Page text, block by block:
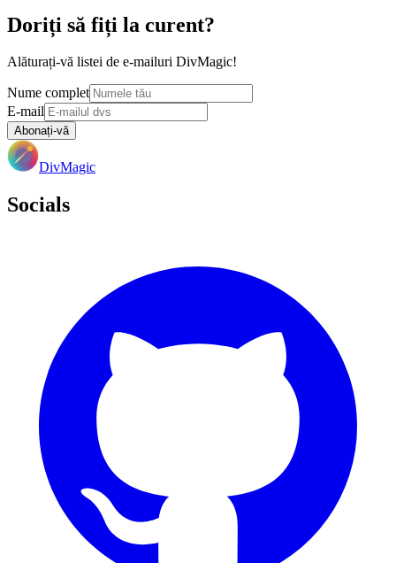
Doriți să fiți la curent?
Alăturați-vă listei de e-mailuri DivMagic!
Nume complet
E-mail
Abonați-vă
DivMagic
Socials